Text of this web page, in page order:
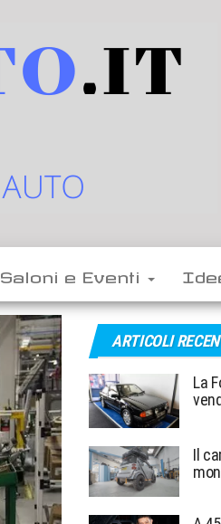
Saloni e Eventi
ARTICOLI
La
Il